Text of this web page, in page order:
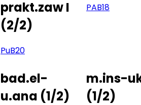
prakt.zaw I
(2/2)
PuB20
PAB18
bad.el-
u.ana (1/2)
m.ins-
(1/2)